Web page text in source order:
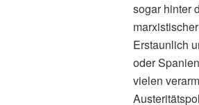
sogar hinter
Erstaunlich
oder
vielen